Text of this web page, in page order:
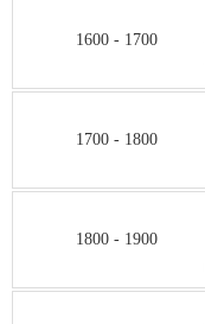
1600 - 1700
1700 - 1800
1800 - 1900